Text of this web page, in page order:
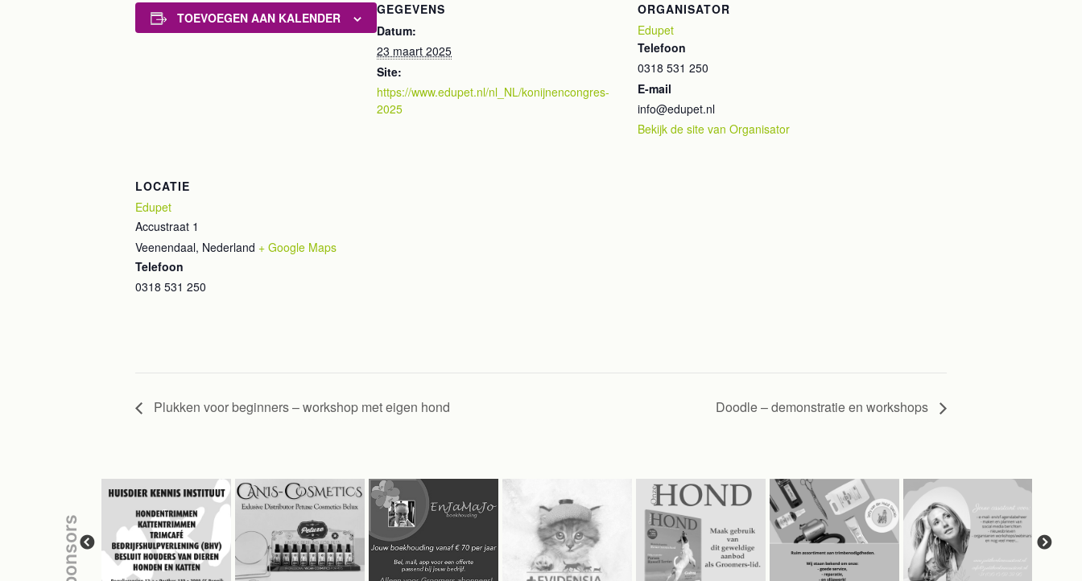
TOEVOEGEN AAN KALENDER
GEGEVENS
Datum:
23 maart 2025
Site:
https://www.edupet.nl/nl_NL/konijnencongres-
2025
ORGANISATOR
Edupet
Telefoon
0318 531 250
E-mail
info@edupet.nl
Bekijk de site van Organisator
LOCATIE
Edupet
Accustraat 1
Veenendaal, Nederland + Google Maps
Telefoon
0318 531 250
Plukken voor beginners – workshop met eigen hond Doodle – demonstratie en workshops
sponsors